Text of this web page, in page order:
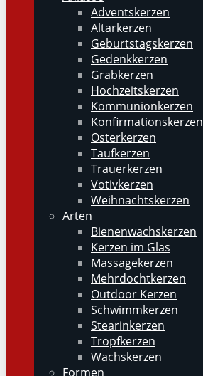
Adventskerzen
Altarkerzen
Geburtstagskerzen
Gedenkkerzen
Grabkerzen
Hochzeitskerzen
Kommunionkerzen
Konfirmationskerzen
Osterkerzen
Taufkerzen
Trauerkerzen
Votivkerzen
Weihnachtskerzen
Arten
Bienenwachskerzen
Kerzen im Glas
Massagekerzen
Mehrdochtkerzen
Outdoor Kerzen
Schwimmkerzen
Stearinkerzen
Tropfkerzen
Wachskerzen
Formen